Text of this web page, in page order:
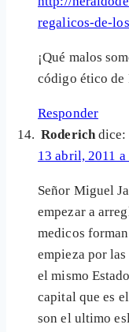
regalicos-de-
¡Qué malos
código ético
Responder
Roderich dice:
13 abril, 2011 a
Señor Miguel
empezar a
medicos
empieza por
el mismo
capital que es
son el ultimo